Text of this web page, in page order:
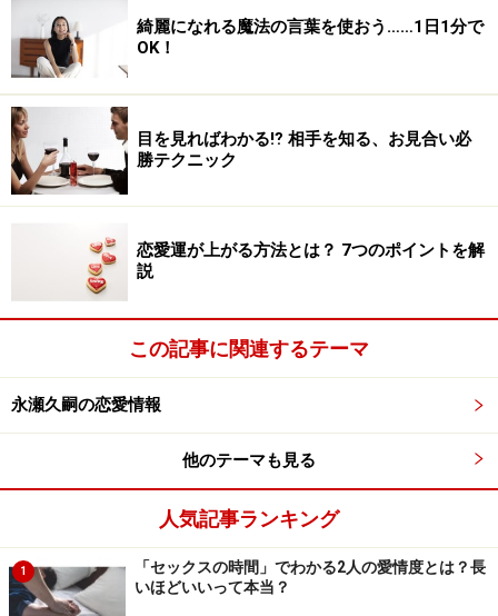
なりません。
はっきりしているので、後でいろいろと面倒な問題に発
展するほど深みにはまることはなさそうです。ある意
味、自分自身でコントロール可能な不倫パターンと言え
るでしょう。
不倫にハマる人3.宿命から離れられない不
不倫関係にも「運命」はあるの？
チュアルな意味が隠されている場合です。この不倫パタ
なたの宿命の配偶者像にマッチしない人と結婚してしま
った場合におきる可能性の高い不倫です。
綺麗になれる魔法の言葉を使おう……1日1分で
OK！
目を見ればわかる⁉ 相手を知る、お見合い必
勝テクニック
恋愛運が上がる方法とは？ 7つのポイントを解
説
この記事に関連するテーマ
永瀬久嗣の恋愛情報
他のテーマも見る
人気記事ランキング
1
「セックスの時間」でわかる2人の愛情度とは？長
いほどいいって本当？